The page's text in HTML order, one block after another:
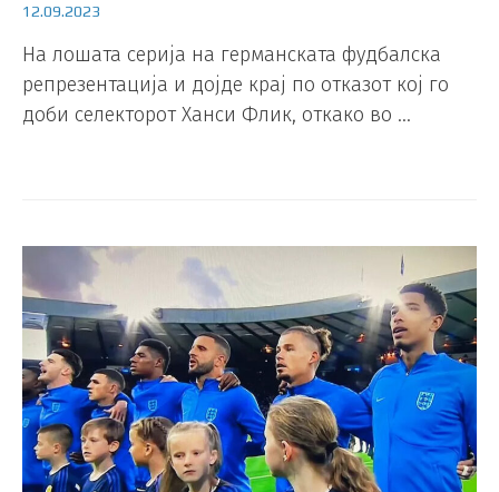
12.09.2023
На лошата серија на германската фудбалска
репрезентација и дојде крај по отказот кој го
доби селекторот Ханси Флик, откако во …